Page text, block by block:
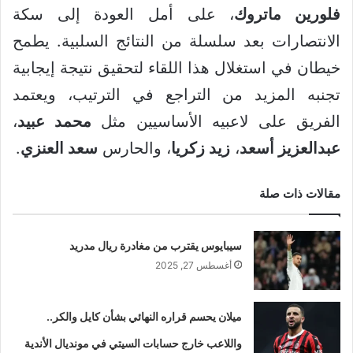
فلورين ماتروك، على أمل العودة إلى سكة
الانتصارات بعد سلسلة من النتائج السلبية. يطمح
خيطان في استغلال هذا اللقاء لتحقيق نتيجة إيجابية
تجنبه المزيد من التراجع في الترتيب، ويعتمد
الفريق على لاعبيه الأساسيين مثل محمد عبيد،
عبدالعزيز أسعد، زيد زكريا، والحارس سعد العنزي.
مقالات ذات صلة
سيبايوس يقترب من مغادرة ريال مدريد
أغسطس 27, 2025
ميلان يحسم قراره النهائي بشأن كايل والكر..
واللاعب خارج حسابات السيتي في مونديال الأندية